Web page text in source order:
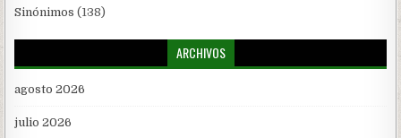
Sinónimos (138)
ARCHIVOS
agosto 2026
julio 2026